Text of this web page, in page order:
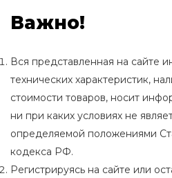
Важно!
Вся представленная на сайте
технических характеристик,
стоимости товаров, носит
ни при каких условиях не
определяемой положениями
кодекса РФ.
Регистрируясь на сайте или